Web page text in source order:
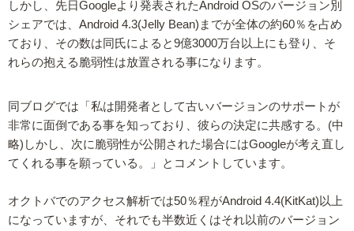
しかし、先日Googleより発表されたAndroid OSのバージョン別
シェアでは、Android 4.3(Jelly Bean)までが全体の約60％を占め
ており、その数は同氏によると9億3000万台以上にも登り、そ
れらの抱える脆弱性は放置される事になります。
同ブログでは「私は開発者として古いバージョンのサポートが
非常に面倒である事を知っており、彼らの決定に共感する。(中
略)しかし、次に脆弱性が公開された場合にはGoogleが考え直し
てくれる事を願っている。」とコメントしています。
オクトバでのアクセス解析では50％程がAndroid 4.4(KitKat)以上
になっていますが、それでも半数近くはそれ以前のバージョン